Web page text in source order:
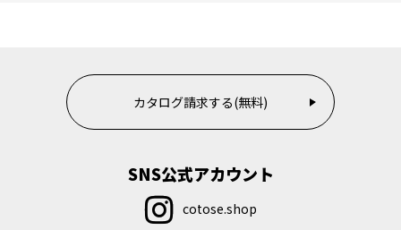
カタログ請求する(無料)
SNS公式アカウント
cotose.shop